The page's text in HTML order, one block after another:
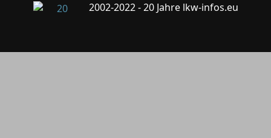
2002-2022 - 20 Jahre lkw-infos.eu